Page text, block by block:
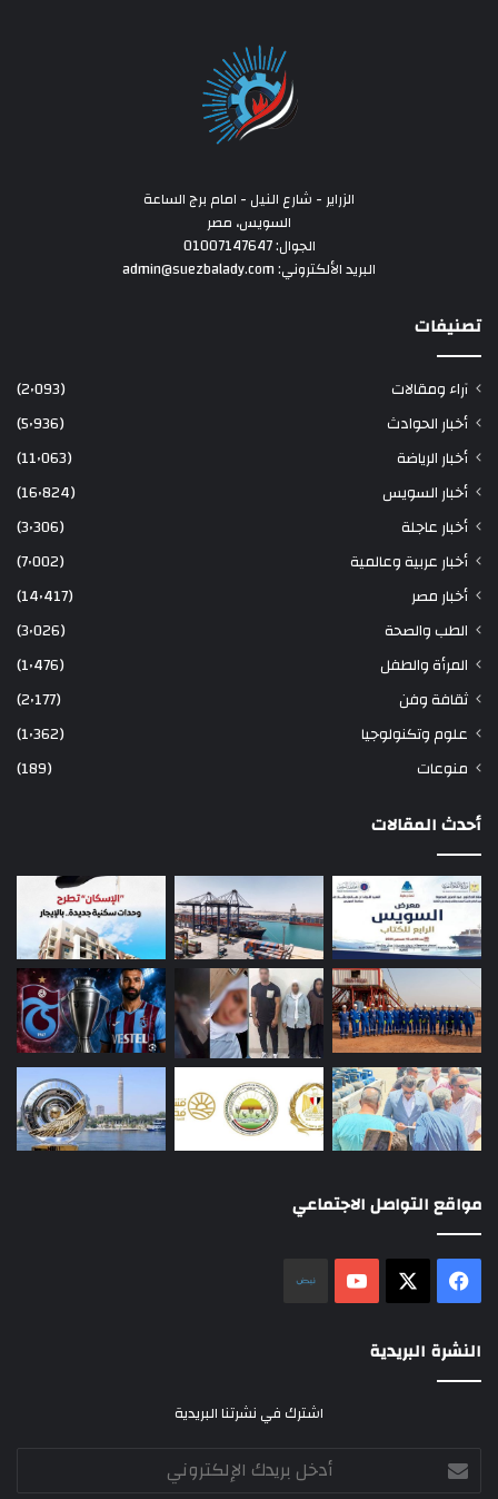
الزراير - شارع النيل - امام برج الساعة
السويس، مصر
الجوال: 01007147647
البريد الألكتروني: admin@suezbalady.com
تصنيفات
آراء ومقالات
(2٬093)
أخبار الحوادث
(5٬936)
أخبار الرياضة
(11٬063)
أخبار السويس
(16٬824)
أخبار عاجلة
(3٬306)
أخبار عربية وعالمية
(7٬002)
أخبار مصر
(14٬417)
الطب والصحة
(3٬026)
المرأة والطفل
(1٬476)
ثقافة وفن
(2٬177)
علوم وتكنولوجيا
(1٬362)
منوعات
(189)
أحدث المقالات
مواقع التواصل الاجتماعي
فيسبوك ‫YouTube
النشرة البريدية
اشترك في نشرتنا البريدية
أدخل
بريدك